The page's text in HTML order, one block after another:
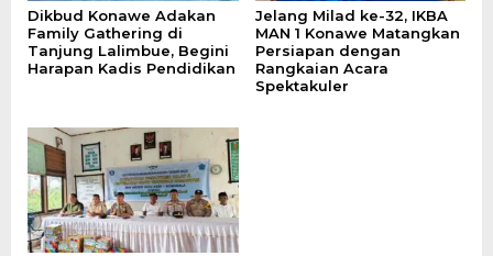
Dikbud Konawe Adakan
Family Gathering di
Tanjung Lalimbue, Begini
Harapan Kadis Pendidikan
Jelang Milad ke-32, IKBA
MAN 1 Konawe Matangkan
Persiapan dengan
Rangkaian Acara
Spektakuler